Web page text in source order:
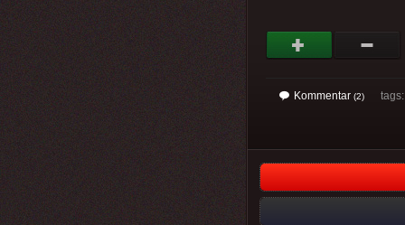
Kommentar (2) tags: